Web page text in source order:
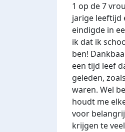
1 op de 7
jarige leeftijd
eindigde in
ik dat ik
ben!
een tijd leef
geleden,
waren. Wel
houdt me
voor
krijgen te